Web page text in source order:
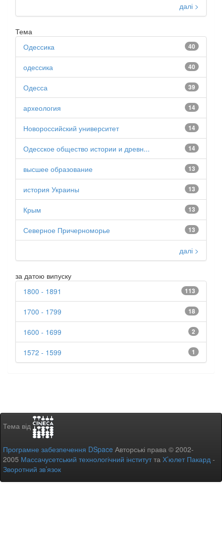
далі >
Тема
40
Одессика
40
одессика
39
Одесса
14
археология
14
Новороссийский университет
14
Одесское общество истории и древн...
13
высшее образование
13
история Украины
13
Крым
13
Северное Причерноморье
далі >
за датою випуску
113
1800 - 1891
18
1700 - 1799
2
1600 - 1699
1
1572 - 1599
Тема від
Програмне забезпечення DSpace Авторські права © 2002-
2005 Массачусетський технологічний інститутта Х’юлет Пакард -
Зворотний зв’язок